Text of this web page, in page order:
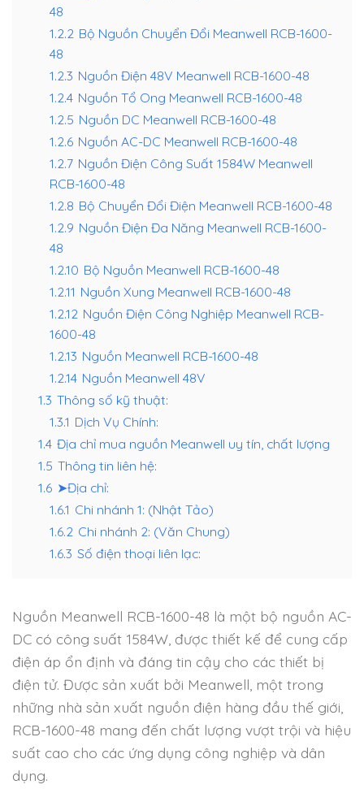
48
1.2.2 Bộ Nguồn Chuyển Đổi Meanwell RCB-1600-
48
1.2.3 Nguồn Điện 48V Meanwell RCB-1600-48
1.2.4 Nguồn Tổ Ong Meanwell RCB-1600-48
1.2.5 Nguồn DC Meanwell RCB-1600-48
1.2.6 Nguồn AC-DC Meanwell RCB-1600-48
1.2.7 Nguồn Điện Công Suất 1584W Meanwell
RCB-1600-48
1.2.8 Bộ Chuyển Đổi Điện Meanwell RCB-1600-48
1.2.9 Nguồn Điện Đa Năng Meanwell RCB-1600-
48
1.2.10 Bộ Nguồn Meanwell RCB-1600-48
1.2.11 Nguồn Xung Meanwell RCB-1600-48
1.2.12 Nguồn Điện Công Nghiệp Meanwell RCB-
1600-48
1.2.13 Nguồn Meanwell RCB-1600-48
1.2.14 Nguồn Meanwell 48V
1.3 Thông số kỹ thuật:
1.3.1 Dịch Vụ Chính:
1.4 Địa chỉ mua nguồn Meanwell uy tín, chất lượng
1.5 Thông tin liên hệ:
1.6 ➤Địa chỉ:
1.6.1 Chi nhánh 1: (Nhật Tảo)
1.6.2 Chi nhánh 2: (Văn Chung)
1.6.3 Số điện thoại liên lạc:
Nguồn Meanwell RCB-1600-48 là một bộ nguồn AC-
DC có công suất 1584W, được thiết kế để cung cấp
điện áp ổn định và đáng tin cậy cho các thiết bị
điện tử. Được sản xuất bởi Meanwell, một trong
những nhà sản xuất nguồn điện hàng đầu thế giới,
RCB-1600-48 mang đến chất lượng vượt trội và hiệu
suất cao cho các ứng dụng công nghiệp và dân
dụng.